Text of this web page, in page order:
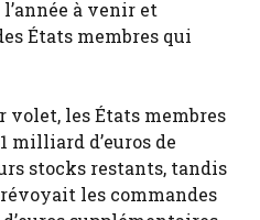
à venir et
États membres qui
volet, les États membres
milliard d’euros de
stocks restants, tandis
les commandes